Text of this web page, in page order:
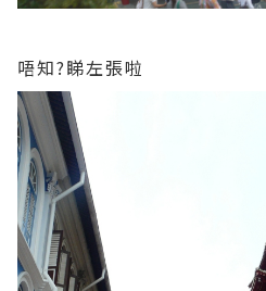
唔知?睇左張啦